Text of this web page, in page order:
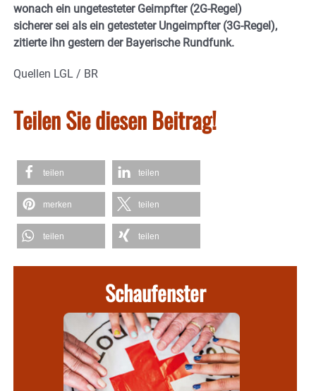
wonach ein ungetesteter Geimpfter (2G-Regel)
sicherer sei als ein getesteter Ungeimpfter (3G-Regel),
zitierte ihn gestern der Bayerische Rundfunk.
Quellen LGL / BR
Teilen Sie diesen Beitrag!
teilen teilen
merken teilen
teilen teilen
Schaufenster